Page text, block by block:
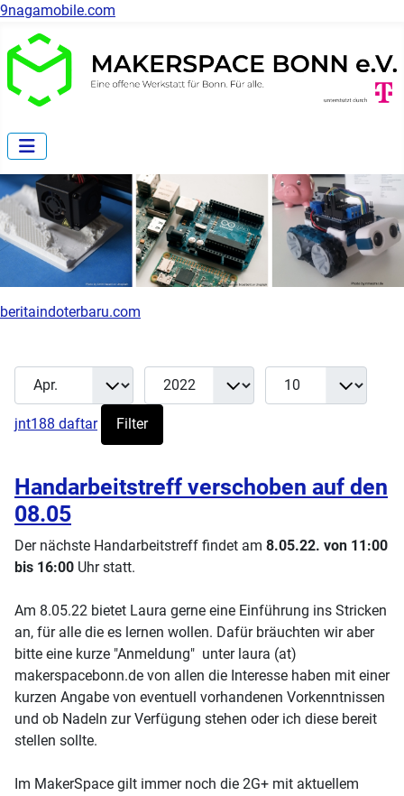
9nagamobile.com
beritaindoterbaru.com
Filter
Monat Jahr Anzeige #
jnt188 daftar Filter
Handarbeitstreff verschoben auf den
08.05
Der nächste Handarbeitstreff findet am 8.05.22. von 11:00
bis 16:00 Uhr statt.
Am 8.05.22 bietet Laura gerne eine Einführung ins Stricken
an, für alle die es lernen wollen. Dafür bräuchten wir aber
bitte eine kurze "Anmeldung" unter laura (at)
makerspacebonn.de von allen die Interesse haben mit einer
kurzen Angabe von eventuell vorhandenen Vorkenntnissen
und ob Nadeln zur Verfügung stehen oder ich diese bereit
stellen sollte.
Im MakerSpace gilt immer noch die 2G+ mit aktuellem